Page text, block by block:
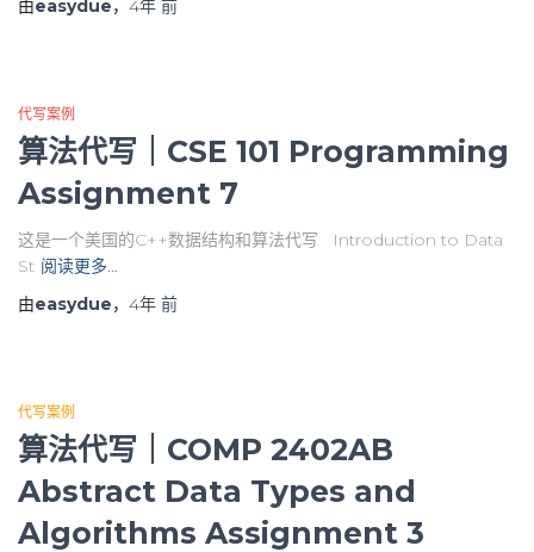
由easydue， 4年 前
代写案例
算法代写｜CSE 101 Programming
Assignment 7
这是一个美国的C++数据结构和算法代写 Introduction to Data
St 阅读更多…
由easydue， 4年 前
代写案例
算法代写｜COMP 2402AB
Abstract Data Types and
Algorithms Assignment 3